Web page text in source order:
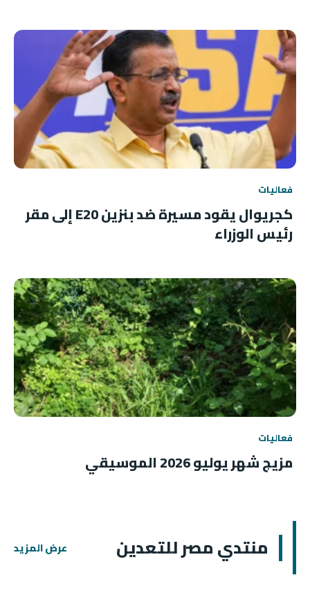
فعاليات
كجريوال يقود مسيرة ضد بنزين E20 إلى مقر
رئيس الوزراء
فعاليات
مزيج شهر يوليو 2026 الموسيقي
منتدي مصر للتعدين عرض المزيد